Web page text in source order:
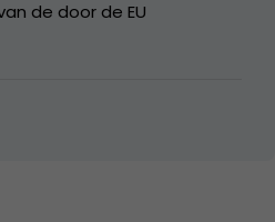
de door de EU